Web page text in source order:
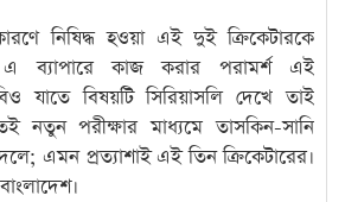
নিষিদ্ধ হওয়া এই দুই ক্রিকেটারকে
ব্যাপারে কাজ করার পরামর্শ এই
যাতে বিষয়টি সিরিয়াসলি দেখে তাই
নতুন পরীক্ষার মাধ্যমে তাসকিন-সানি
এমন প্রত্যাশাই এই তিন ক্রিকেটারের।